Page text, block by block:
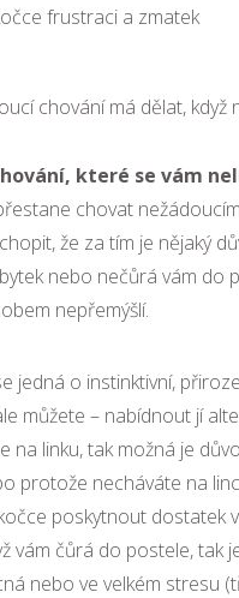
frustraci a zmatek
chování má dělat, když
které se vám
chovat
že za tím je nějaký
nebo nečůrá vám do
nepřemýšlí.
jedná o instinktivní,
můžete – nabídnout jí
na linku, tak možná je
protože necháváte na
poskytnout dostatek
vám čůrá do postele, tak
nebo ve velkém stresu